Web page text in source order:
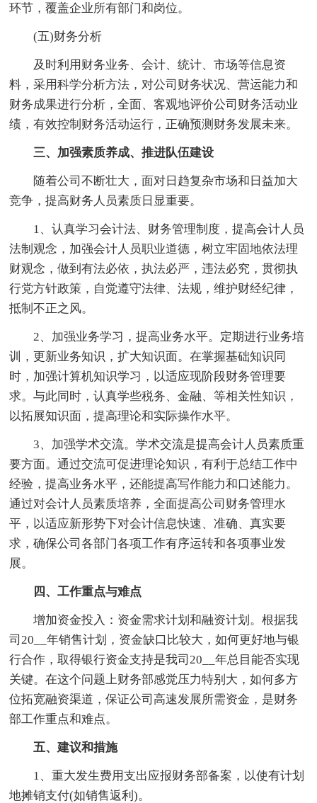
环节，覆盖企业所有部门和岗位。
(五)财务分析
及时利用财务业务、会计、统计、市场等信息资
料，采用科学分析方法，对公司财务状况、营运能力和
财务成果进行分析，全面、客观地评价公司财务活动业
绩，有效控制财务活动运行，正确预测财务发展未来。
三、加强素质养成、推进队伍建设
随着公司不断壮大，面对日趋复杂市场和日益加大
竞争，提高财务人员素质日显重要。
1、认真学习会计法、财务管理制度，提高会计人员
法制观念，加强会计人员职业道德，树立牢固地依法理
财观念，做到有法必依，执法必严，违法必究，贯彻执
行党方针政策，自觉遵守法律、法规，维护财经纪律，
抵制不正之风。
2、加强业务学习，提高业务水平。定期进行业务培
训，更新业务知识，扩大知识面。在掌握基础知识同
时，加强计算机知识学习，以适应现阶段财务管理要
求。与此同时，认真学些税务、金融、等相关性知识，
以拓展知识面，提高理论和实际操作水平。
3、加强学术交流。学术交流是提高会计人员素质重
要方面。通过交流可促进理论知识，有利于总结工作中
经验，提高业务水平，还能提高写作能力和口述能力。
通过对会计人员素质培养，全面提高公司财务管理水
平，以适应新形势下对会计信息快速、准确、真实要
求，确保公司各部门各项工作有序运转和各项事业发
展。
四、工作重点与难点
增加资金投入：资金需求计划和融资计划。根据我
司20__年销售计划，资金缺口比较大，如何更好地与银
行合作，取得银行资金支持是我司20__年总目能否实现
关键。在这个问题上财务部感觉压力特别大，如何多方
位拓宽融资渠道，保证公司高速发展所需资金，是财务
部工作重点和难点。
五、建议和措施
1、重大发生费用支出应报财务部备案，以使有计划
地摊销支付(如销售返利)。